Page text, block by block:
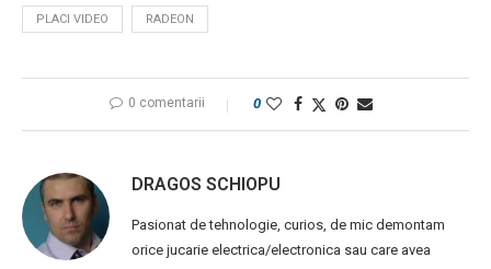
PLACI VIDEO RADEON
0 comentarii 0
DRAGOS SCHIOPU
Pasionat de tehnologie, curios, de mic demontam
orice jucarie electrica/electronica sau care avea